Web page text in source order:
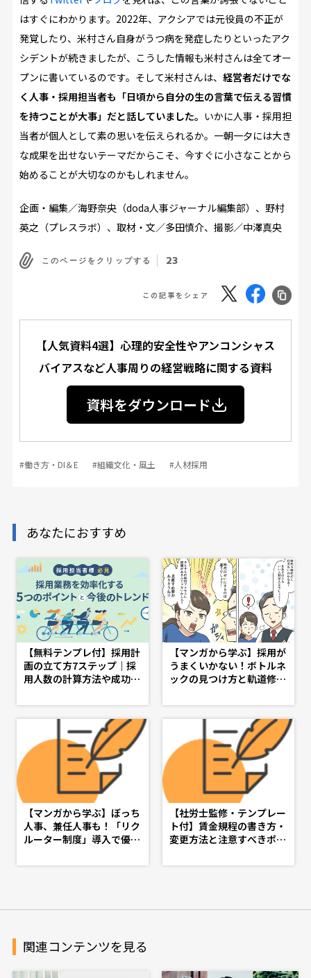
はすぐにわかります。2022年、アクシアでは元役員の不正が
発覚したり、米村さん自身がうつ病を発症したりといったアク
シデントが続きましたが、こうした情報も米村さんは全てオー
プンに書いているのです。そして米村さんは、 経営者だけでな
く人事・採用担当者も「日頃から自分の生の言葉で伝える習慣
を持つことが大事」だと話していました。 いかに人事・採用担
当者が個人として素の思いを伝えられるか。一朝一夕には大き
な成果を出せないテーマだからこそ、今すぐに小さなことから
始めることが大切なのかもしれません。
企画・編集／海野奈央（doda人事ジャーナル編集部）、野村
英之（プレスラボ）、取材・文／多田慎介、撮影／中澤真央
このページをクリップする 23
この記事をシェア
【人気資料4選】心理的安全性やアンコンシャス
バイアスなど人事周りの経営戦略に関する資料
資料をダウンロード
#働き方・DI＆E #組織文化・風土 #人材採用
あなたにおすすめ
【無料テンプレ付】採用計
画の立て方7ステップ｜採
用人数の計算方法や成功の
事ジャーナル - 理想の人事
へ、ショートカット
【マンガから学ぶ】採用が
うまくいかない！ボトルネ
ックの見つけ方と軌道修正
【マンガから学ぶ】ぼっち
人事、兼任人事も！「リク
ルーター制度」導入で優秀
話-
【社労士監修・テンプレー
ト付】賃金規程の書き方・
変更方法と注意すべきポイ
j）- 理想の人事へ、ショー
関連コンテンツを見る